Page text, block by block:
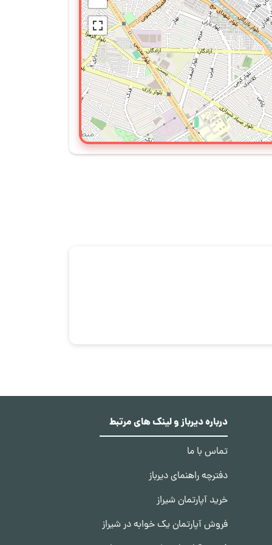
درباره دیرباز و لینک های مرتبط
تماس با ما
دفترچه راهنمای دیرباز
خرید آپارتمان شیراز
فروش آپارتمان یک خوابه در شیراز